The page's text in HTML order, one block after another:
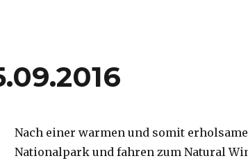
Nach einer warmen und somit
Nationalpark und fahren zum Natural